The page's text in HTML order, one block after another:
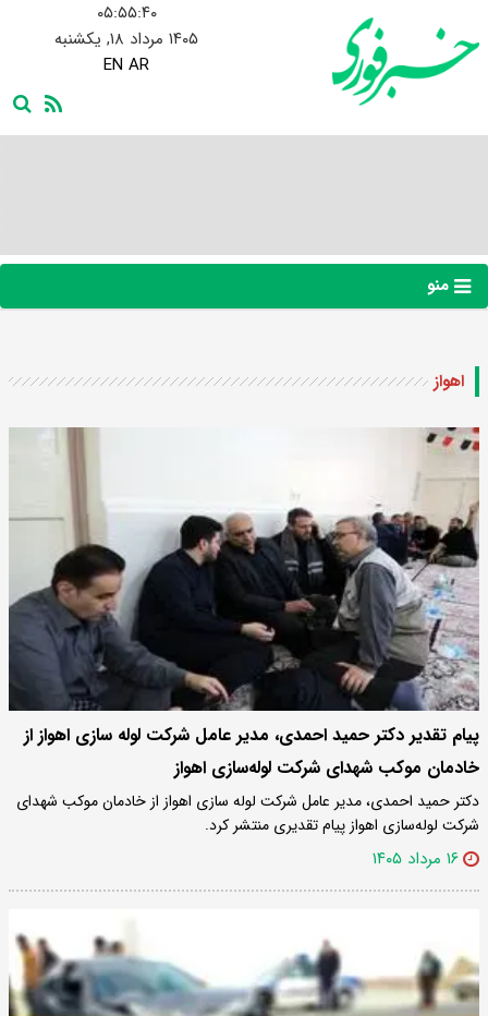
۰۵:۵۵:۴۱
۱۴۰۵ مرداد ۱۸, یکشنبه
EN AR
منو
اهواز
پیام تقدیر دکتر حمید احمدی، مدیر عامل شرکت لوله سازی اهواز از
خادمان موکب شهدای شرکت لوله‌سازی اهواز
دکتر حمید احمدی، مدیر عامل شرکت لوله سازی اهواز از خادمان موکب شهدای
شرکت لوله‌سازی اهواز پیام تقدیری منتشر کرد.
۱۶ مرداد ۱۴۰۵